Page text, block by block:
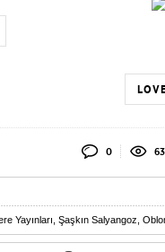
0
Yayınları Şaşkın Salyangoz